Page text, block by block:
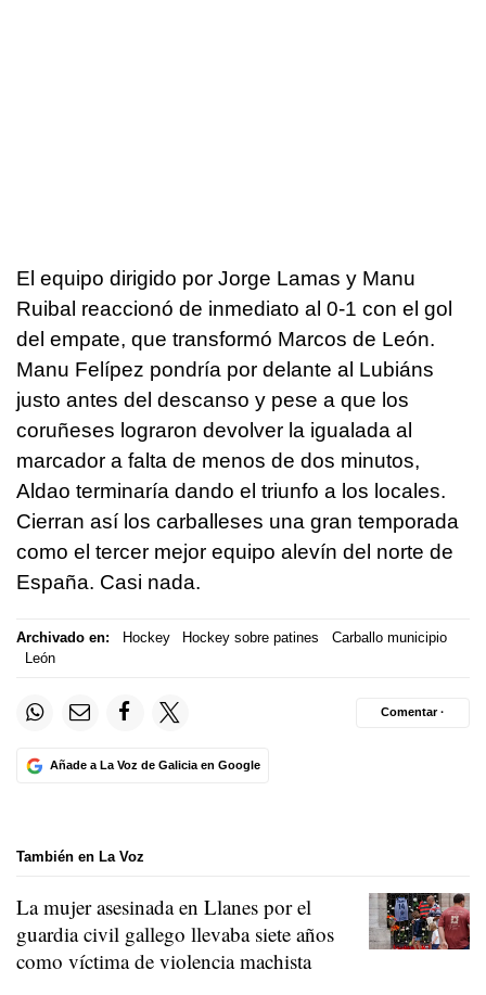
El equipo dirigido por Jorge Lamas y Manu
Ruibal reaccionó de inmediato al 0-1 con el gol
del empate, que transformó Marcos de León.
Manu Felípez pondría por delante al Lubiáns
justo antes del descanso y pese a que los
coruñeses lograron devolver la igualada al
marcador a falta de menos de dos minutos,
Aldao terminaría dando el triunfo a los locales.
Cierran así los carballeses una gran temporada
como el tercer mejor equipo alevín del norte de
España. Casi nada.
Archivado en: Hockey Hockey sobre patines
Carballo municipio
León
Añade a La Voz de Galicia en Google
Comentar ·
También en La Voz
La mujer asesinada en Llanes por el
guardia civil gallego llevaba siete años
como víctima de violencia machista